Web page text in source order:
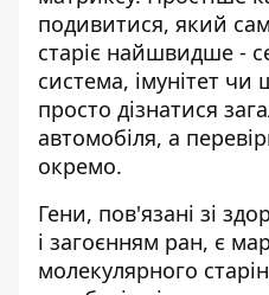
подивитися, який
старіє найшвидше -
система, імунітет
просто дізнатися
автомобіля, а
окремо.
Гени, пов'язані зі
і загоєнням ран, є
молекулярного